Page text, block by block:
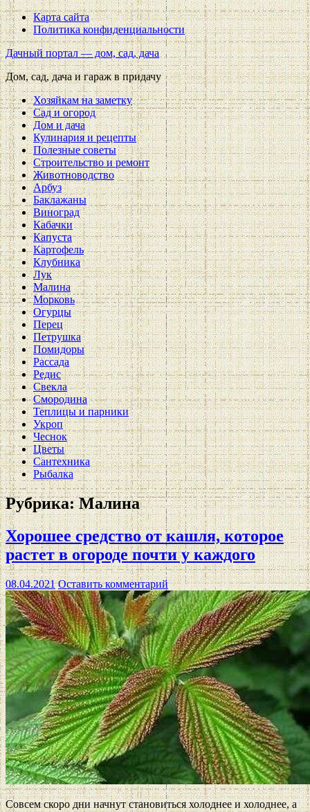
Карта сайта
Политика конфиденциальности
Дачный портал — дом, сад, дача
Дом, сад, дача и гараж в придачу
Хозяйкам на заметку
Сад и огород
Дом и дача
Кулинария и рецепты
Полезные советы
Строительство и ремонт
Животноводство
Арбуз
Баклажаны
Виноград
Кабачки
Капуста
Картофель
Клубника
Лук
Малина
Морковь
Огурцы
Перец
Петрушка
Помидоры
Рассада
Редис
Свекла
Смородина
Теплицы и парники
Укроп
Чеснок
Цветы
Сантехника
Рыбалка
Рубрика:Малина
Хорошее средство от кашля, которое
растет в огороде почти у каждого
08.04.2021 Оставить комментарий
Совсем скоро дни начнут становиться холоднее и холоднее, а